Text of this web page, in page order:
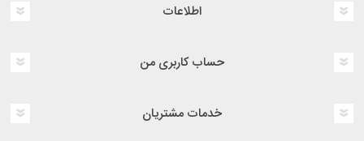
اطلاعات
حساب کاربری من
خدمات مشتریان